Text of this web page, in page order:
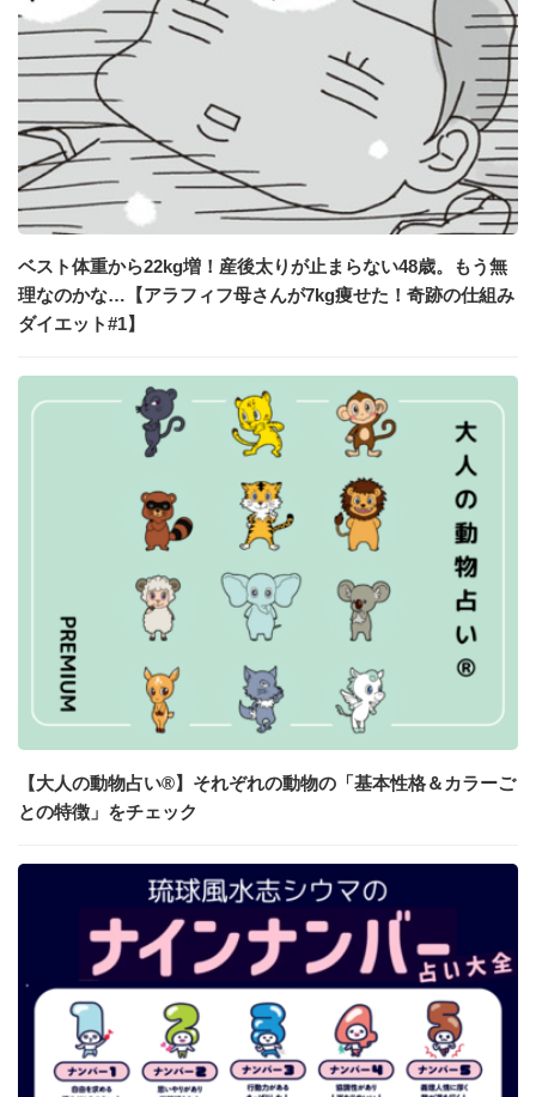
ベスト体重から22kg増！産後太りが止まらない48歳。もう無
理なのかな…【アラフィフ母さんが7kg痩せた！奇跡の仕組み
ダイエット#1】
【大人の動物占い®】それぞれの動物の「基本性格＆カラーご
との特徴」をチェック